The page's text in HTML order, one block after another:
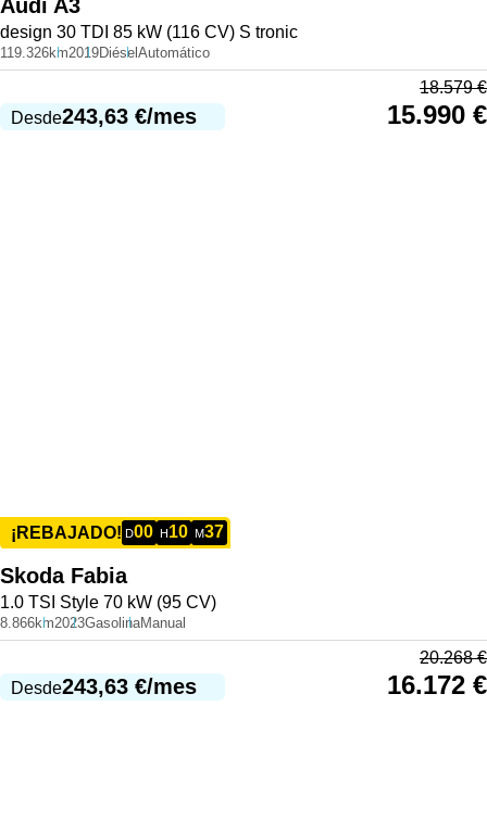
Audi A3
design 30 TDI 85 kW (116 CV) S tronic
119.326km2019Diésel Automático
Desde243,63 €/mes
18.579€
15.990 €
¡REBAJADO! D00 H 10 M37
Skoda Fabia
1.0 TSI Style 70 kW (95 CV)
8.866km2023GasolinaManual
Desde243,63 €/mes
20.268€
16.172 €